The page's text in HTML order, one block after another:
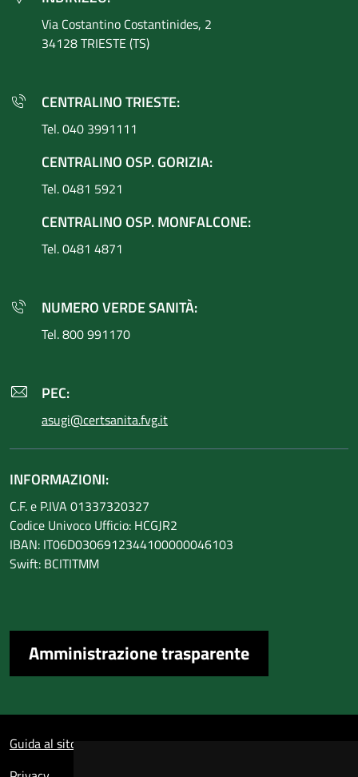
Via Costantino Costantinides, 2
34128 TRIESTE (TS)
CENTRALINO TRIESTE:
Tel. 040 3991111
CENTRALINO OSP. GORIZIA:
Tel. 0481 5921
CENTRALINO OSP. MONFALCONE:
Tel. 0481 4871
NUMERO VERDE SANITÀ:
Tel. 800 991170
PEC:
asugi@certsanita.fvg.it
INFORMAZIONI:
C.F. e P.IVA 01337320327
Codice Univoco Ufficio: HCGJR2
IBAN: IT06D0306912344100000046103
Swift: BCITITMM
Amministrazione trasparente
Guida al sito